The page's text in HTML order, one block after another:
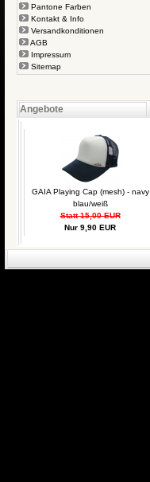
Pantone Farben
Kontakt & Info
Versandkonditionen
AGB
Impressum
Sitemap
Angebote
GAIA Playing Cap (mesh) - navy
blau/weiß
Statt 15,00 EUR
Nur 9,90 EUR